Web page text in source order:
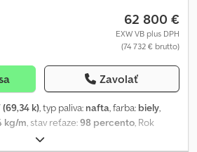
62 800 €
EXW VB plus DPH
(74 732 € brutto)
Zavolať
(69,34 k), typ paliva: nafta, farba: biely,
kg/m, stav reťaze:98 percento, Rok
pásy, kabína, ochrana hlavy, ďalšie